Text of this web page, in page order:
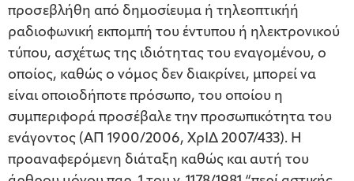
προσεβλήθη από δημοσίευμα ή τηλεοπτικήή
ραδιοφωνική εκπομπή του έντυπου ή ηλεκτρονικού
τύπου, ασχέτως της ιδιότητας του εναγομένου, ο
οποίος, καθώς ο νόμος δεν διακρίνει, μπορεί να
είναι οποιοδήποτε πρόσωπο, του οποίου η
συμπεριφορά προσέβαλε την προσωπικότητα του
ενάγοντος (ΑΠ 1900/2006, ΧρΙΔ 2007/433). Η
προαναφερόμενη διάταξη καθώς και αυτή του